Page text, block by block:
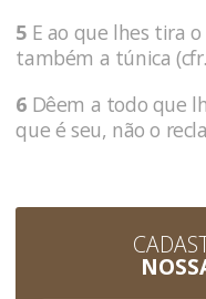
5 E ao que lhes tira
também a túnica (cfr.
6 Dêem a todo que
que é seu, não o